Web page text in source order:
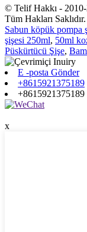
© Telif Hakkı -
Tüm Hakları Saklıdır.
Sabun köpük pompa
şişesi 250ml, 50ml
Püskürtücü Şişe,
E -posta Gönder
+8615921375189
+8615921375189
x